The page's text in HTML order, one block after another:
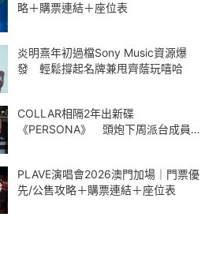
略＋購票連結＋座位表
炎明熹年初過檔Sony Music資源爆
發 輕鬆撐起名牌兼甩齊蔭玩嘻哈
COLLAR相隔2年出新碟
《PERSONA》 頭炮下周派台成員
PLAVE演唱會2026澳門加場｜門票優
先/公售攻略＋購票連結＋座位表